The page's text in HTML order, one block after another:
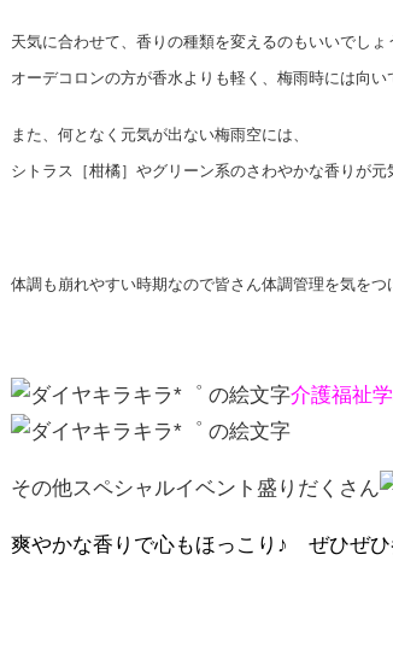
天気に合わせて、香りの種類を変えるのもいいでしょ
オーデコロンの方が香水よりも軽く、梅雨時には向い
また、何となく元気が出ない梅雨空には、
シトラス［柑橘］やグリーン系のさわやかな香りが元
体調も崩れやすい時期なので皆さん体調管理を気をつ
介護福祉
その他スペシャルイベント盛りだくさん
爽やかな香りで心もほっこり♪ ぜひぜ